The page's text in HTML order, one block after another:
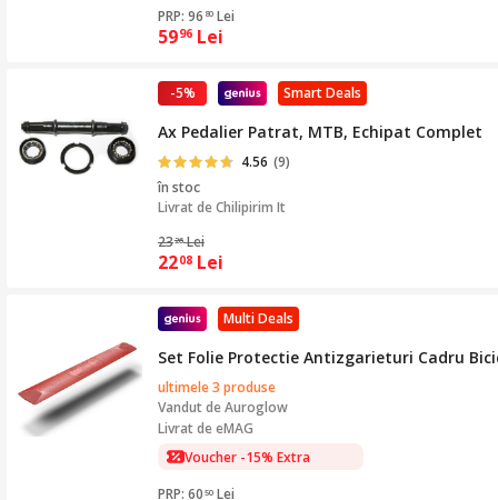
PRP: 96 80 Lei
5996 Lei
Smart Deals
-5%
Ax Pedalier Patrat, MTB, Echipat Complet
4.56 (9)
în stoc
Livrat deChilipirim It
2326 Lei
2208 Lei
Multi Deals
Set Folie Protectie Antizgarieturi Cadru
ultimele 3 produse
Vandut deAuroglow
Livrat de eMAG
Voucher -15% Extra
PRP: 60 50 Lei